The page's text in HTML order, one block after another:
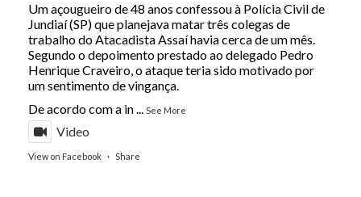
Um açougueiro de 48 anos confessou à Polícia Civil de
Jundiaí (SP) que planejava matar três colegas de
trabalho do Atacadista Assaí havia cerca de um mês.
Segundo o depoimento prestado ao delegado Pedro
Henrique Craveiro, o ataque teria sido motivado por
um sentimento de vingança.
De acordo com a in... See More
Video
View on Facebook · Share